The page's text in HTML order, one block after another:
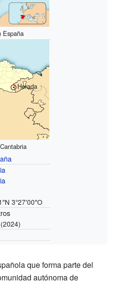
España
Herada
3°27′00″O
(2024)
que forma parte del
autónoma de